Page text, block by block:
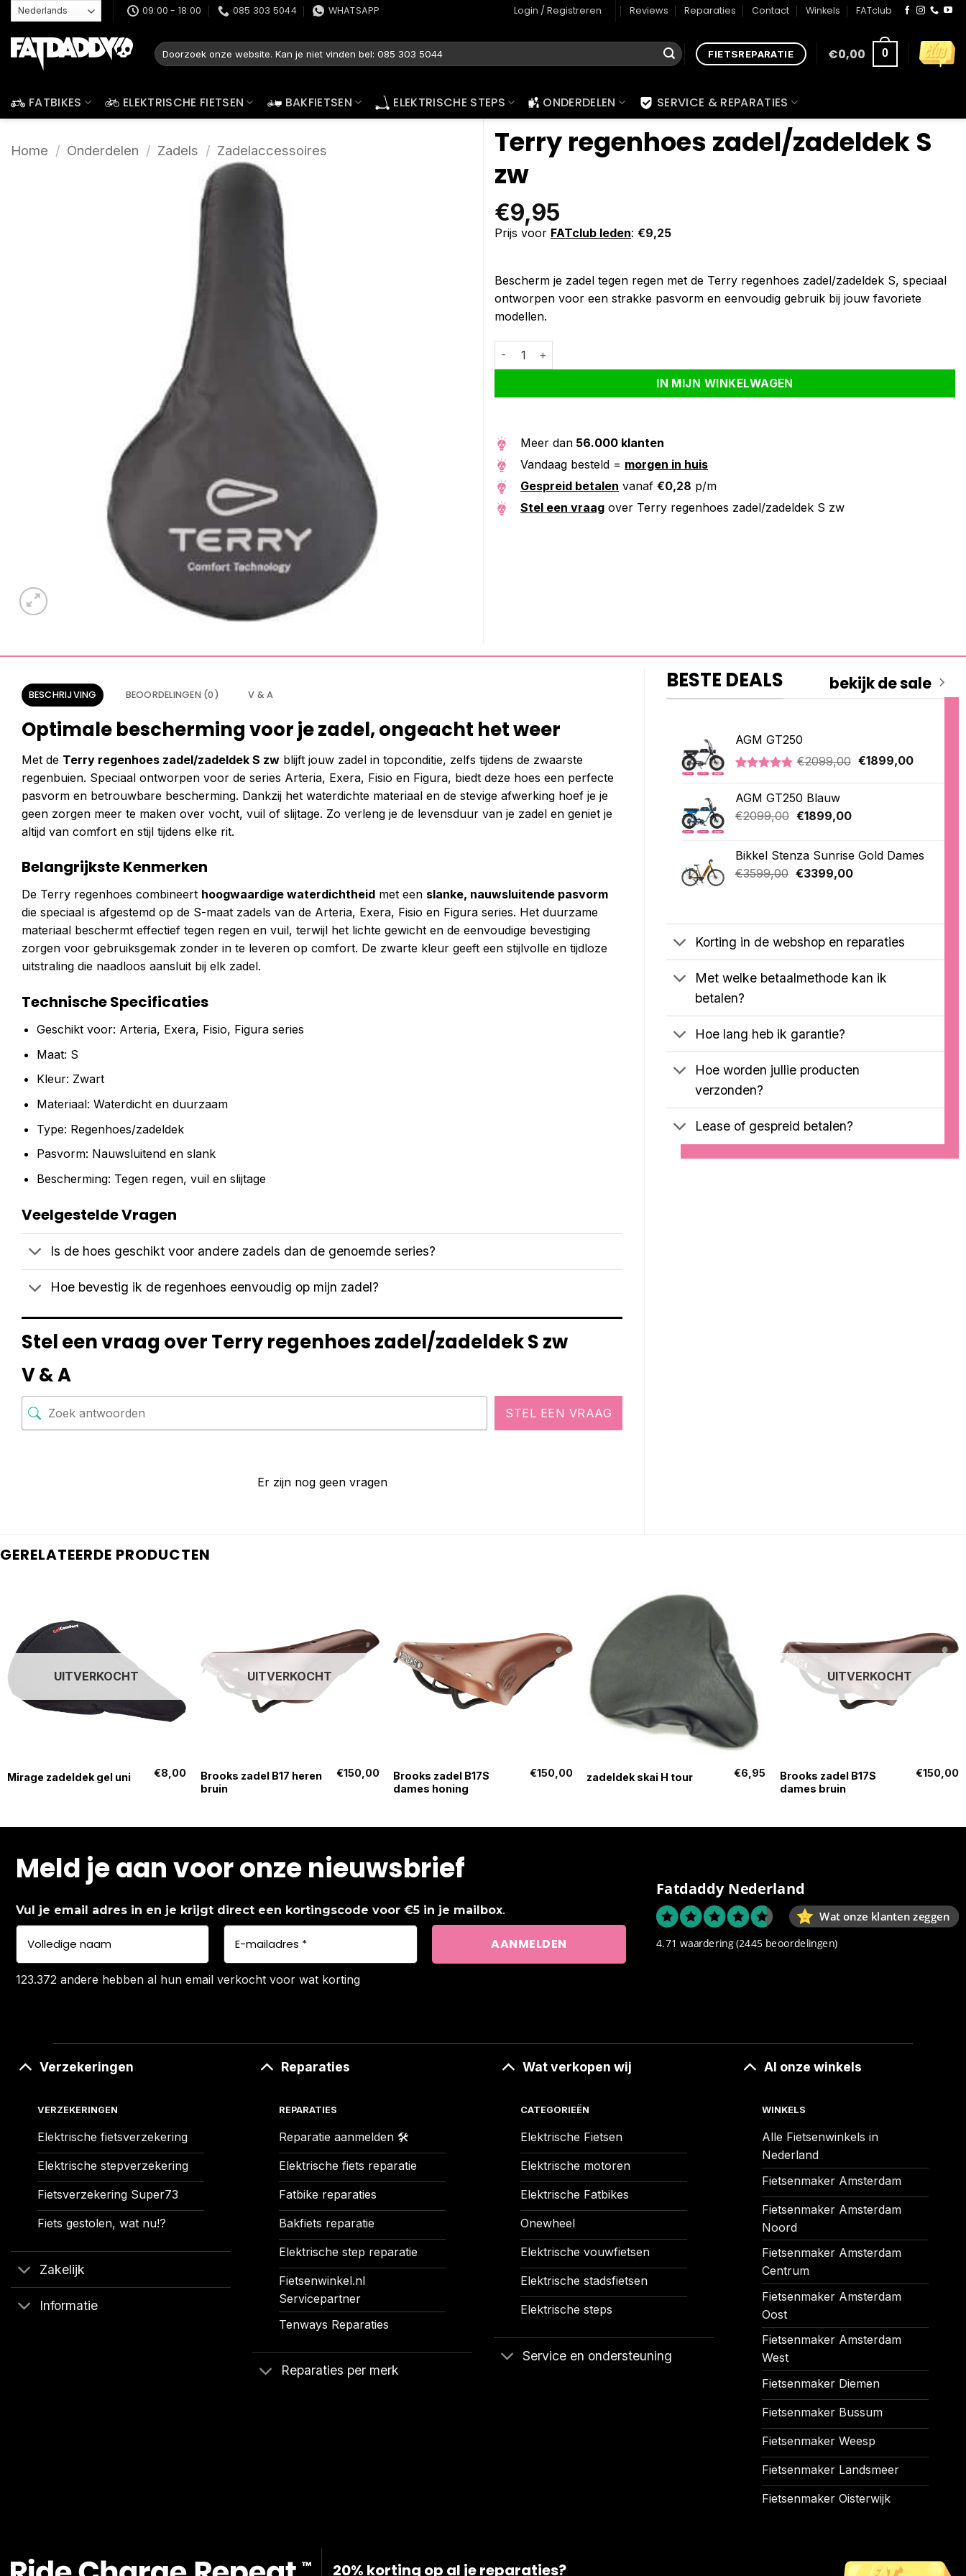
naar
inhoud
09:00 - 18:00 085 303 5044 WHATSAPP Login / Registreren Reviews Reparaties Contact Winkels FATclub
Zoeken
naar:
FIETSREPARATIE €0,00 0
FATBIKES ELEKTRISCHE FIETSEN BAKFIETSEN ELEKTRISCHE STEPS ONDERDELEN SERVICE & REPARATIES
Home / Onderdelen / Zadels / Zadelaccessoires
Terry regenhoes zadel/zadeldek S
zw
€9,95
Prijs voor FATclub leden: €9,25
Bescherm je zadel tegen regen met de Terry regenhoes zadel/zadeldek S, speciaal
ontworpen voor een strakke pasvorm en eenvoudig gebruik bij jouw favoriete
modellen.
Terry regenhoes zadel/zadeldek S zw aantal
IN MIJN WINKELWAGEN
Alternative:
Meer dan 56.000 klanten
Vandaag besteld = morgen in huis
Gespreid betalen vanaf €0,28 p/m
Stel een vraag over Terry regenhoes zadel/zadeldek S zw
BESCHRIJVING BEOORDELINGEN (0) V & A
Optimale bescherming voor je zadel, ongeacht het weer
Met de Terry regenhoes zadel/zadeldek S zw blijft jouw zadel in topconditie, zelfs tijdens de zwaarste
regenbuien. Speciaal ontworpen voor de series Arteria, Exera, Fisio en Figura, biedt deze hoes een perfecte
pasvorm en betrouwbare bescherming. Dankzij het waterdichte materiaal en de stevige afwerking hoef je je
geen zorgen meer te maken over vocht, vuil of slijtage. Zo verleng je de levensduur van je zadel en geniet je
altijd van comfort en stijl tijdens elke rit.
Belangrijkste Kenmerken
De Terry regenhoes combineert hoogwaardige waterdichtheid met een slanke, nauwsluitende pasvorm
die speciaal is afgestemd op de S-maat zadels van de Arteria, Exera, Fisio en Figura series. Het duurzame
materiaal beschermt effectief tegen regen en vuil, terwijl het lichte gewicht en de eenvoudige bevestiging
zorgen voor gebruiksgemak zonder in te leveren op comfort. De zwarte kleur geeft een stijlvolle en tijdloze
uitstraling die naadloos aansluit bij elk zadel.
Technische Specificaties
Geschikt voor: Arteria, Exera, Fisio, Figura series
Maat: S
Kleur: Zwart
Materiaal: Waterdicht en duurzaam
Type: Regenhoes/zadeldek
Pasvorm: Nauwsluitend en slank
Bescherming: Tegen regen, vuil en slijtage
Veelgestelde Vragen
Is de hoes geschikt voor andere zadels dan de genoemde series?
Hoe bevestig ik de regenhoes eenvoudig op mijn zadel?
Stel een vraag over Terry regenhoes zadel/zadeldek S zw
V & A
STEL EEN VRAAG
Er zijn nog geen vragen
BESTE DEALS bekijk de sale
AGM GT250
4.76 op 5
gebaseerd
op
klantbeoordelingen
€2099,00 Oorspronkelijke
€1899,00Huidige
AGM GT250 Blauw
€2099,00 Oorspronkelijke
€2099,00.
€1899,00Huidige
€1899,00.
Bikkel Stenza Sunrise Gold Dames
€3599,00 Oorspronkelijke
€3399,00Huidige
Korting in de webshop en reparaties
Met welke betaalmethode kan ik
betalen?
Hoe lang heb ik garantie?
Hoe worden jullie producten
verzonden?
Lease of gespreid betalen?
GERELATEERDE PRODUCTEN
UITVERKOCHT
Mirage zadeldek gel uni €8,00
UITVERKOCHT
Brooks zadel B17 heren
bruin
€150,00
Brooks zadel B17S
dames honing
€150,00 zadeldek skai H tour €6,95
UITVERKOCHT
Brooks zadel B17S
dames bruin
€150,00
Meld je aan voor onze nieuwsbrief
Vul je email adres in en je krijgt direct een kortingscode voor €5 in je mailbox.
123.372 andere hebben al hun email verkocht voor wat korting
Fatdaddy Nederland
Wat onze klanten zeggen
4.71 waardering (2445 beoordelingen)
Verzekeringen
VERZEKERINGEN
Elektrische fietsverzekering
Elektrische stepverzekering
Fietsverzekering Super73
Fiets gestolen, wat nu!?
Zakelijk
Informatie
Reparaties
REPARATIES
Reparatie aanmelden 🛠️
Elektrische fiets reparatie
Fatbike reparaties
Bakfiets reparatie
Elektrische step reparatie
Fietsenwinkel.nl
Servicepartner
Tenways Reparaties
Reparaties per merk
Wat verkopen wij
CATEGORIEËN
Elektrische Fietsen
Elektrische motoren
Elektrische Fatbikes
Onewheel
Elektrische vouwfietsen
Elektrische stadsfietsen
Elektrische steps
Service en ondersteuning
Al onze winkels
WINKELS
Alle Fietsenwinkels in
Nederland
Fietsenmaker Amsterdam
Fietsenmaker Amsterdam
Noord
Fietsenmaker Amsterdam
Centrum
Fietsenmaker Amsterdam
Oost
Fietsenmaker Amsterdam
West
Fietsenmaker Diemen
Fietsenmaker Bussum
Fietsenmaker Weesp
Fietsenmaker Landsmeer
Fietsenmaker Oisterwijk
20% korting op al je reparaties?